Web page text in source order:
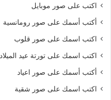
اكتب على صور موبايل
أكتب أسمك على صور رومانسية
اكتب اسمك على صور قلوب
اكتب اسمك على تورتة عيد الميلاد
أكتب أسمك على صور اعياد
اكتب اسمك على صور شقية